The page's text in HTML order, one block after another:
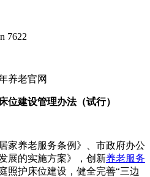
7622
位建设管理办法（试行）
家养老服务条例》、市政府办公
展的实施方案》，创新养老服务
照护床位建设，健全完善“三边